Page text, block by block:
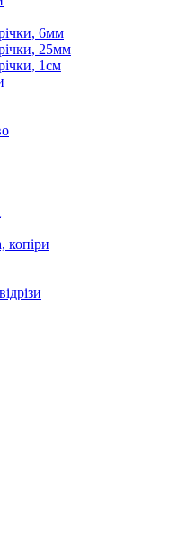
6мм
25мм
1см
копіри